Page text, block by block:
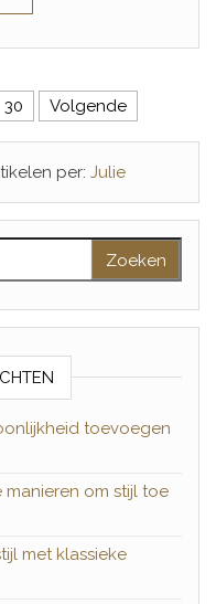
30 Volgende
per: Julie
toevoegen
manieren om stijl toe
met klassieke